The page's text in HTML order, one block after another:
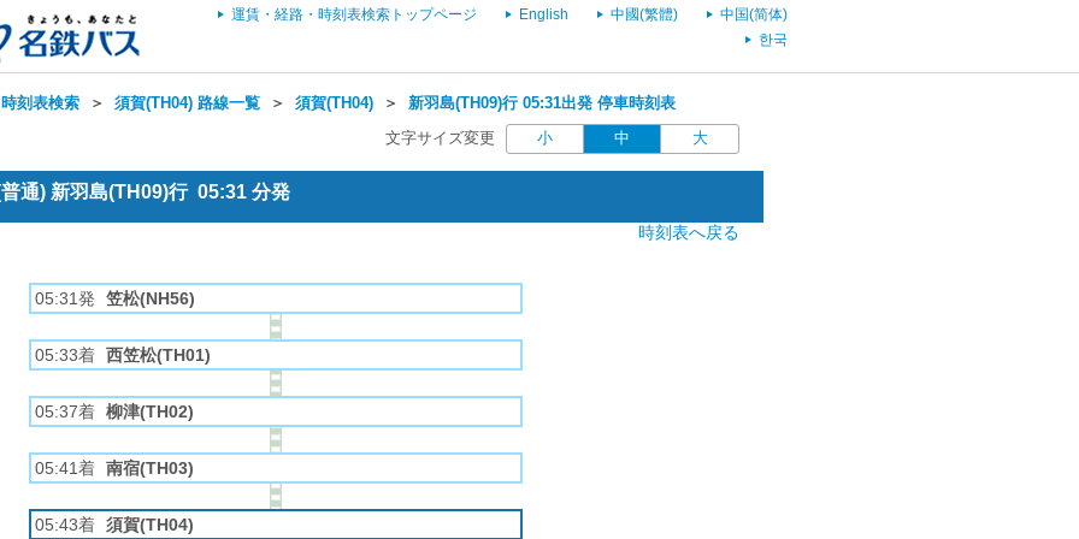
運賃・経路・時刻表検索トップページ English 中國(繁體)
中国(简体)
한국
刻表検索 ＞ 須賀(TH04) 路線一覧 ＞ 須賀(TH04) ＞ 新羽島(TH09)行 05:31出発 停車時刻表
文字サイズ変更 小 中 大
通) 新羽島(TH09)行 05:31 分発
時刻表へ戻る
05:31発 笠松(NH56)
05:33着 西笠松(TH01)
05:37着 柳津(TH02)
05:41着 南宿(TH03)
05:43着 須賀(TH04)